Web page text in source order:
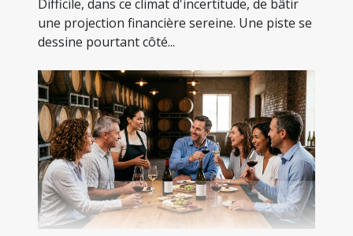
Difficile, dans ce climat d'incertitude, de bâtir
une projection financière sereine. Une piste se
dessine pourtant côté...